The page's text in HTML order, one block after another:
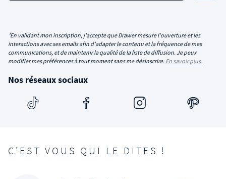
¹En validant mon inscription, j'accepte que Drawer mesure l'ouverture et les
interactions avec ses emails afin d'adapter le contenu et la fréquence de mes
communications, et de maintenir la qualité de la liste de diffusion. Je peux
modifier mes préférences à tout moment sans me désinscrire. En savoir plus.
Nos réseaux sociaux
C'EST VOUS QUI LE DITES !